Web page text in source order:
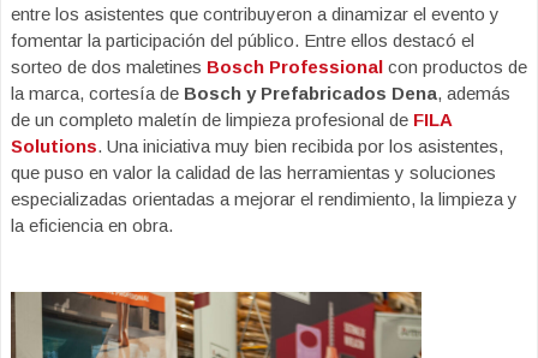
entre los asistentes que contribuyeron a dinamizar el evento y
fomentar la participación del público. Entre ellos destacó el
sorteo de dos maletines Bosch Professional con productos de
la marca, cortesía de Bosch y Prefabricados Dena, además
de un completo maletín de limpieza profesional de FILA
Solutions. Una iniciativa muy bien recibida por los asistentes,
que puso en valor la calidad de las herramientas y soluciones
especializadas orientadas a mejorar el rendimiento, la limpieza y
la eficiencia en obra.